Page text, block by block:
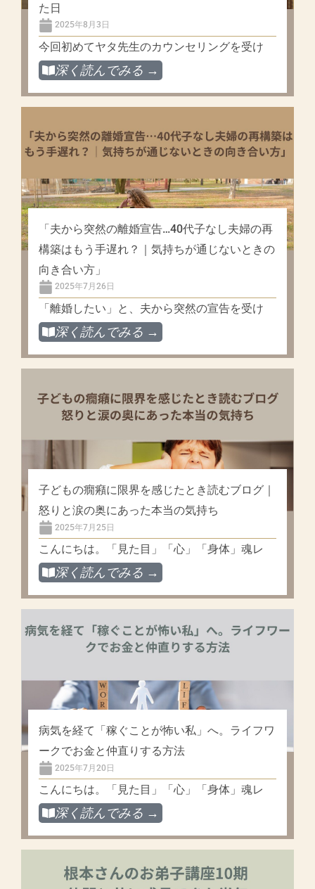
た日
2025年8月3日
今回初めてヤタ先生のカウンセリングを受け
深く読んでみる →
「夫から突然の離婚宣告…40代子なし夫婦の再
構築はもう手遅れ？｜気持ちが通じないときの
向き合い方」
2025年7月26日
「離婚したい」と、夫から突然の宣告を受け
深く読んでみる →
子どもの癇癪に限界を感じたとき読むブログ｜
怒りと涙の奥にあった本当の気持ち
2025年7月25日
こんにちは。「見た目」「心」「身体」魂レ
深く読んでみる →
病気を経て「稼ぐことが怖い私」へ。ライフワ
ークでお金と仲直りする方法
2025年7月20日
こんにちは。「見た目」「心」「身体」魂レ
深く読んでみる →